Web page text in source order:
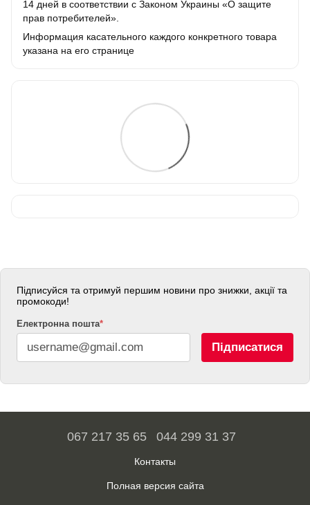
14 дней в соответствии с Законом Украины «О защите
прав потребителей».
Информация касательного каждого конкретного товара
указана на его странице
Підписуйся та отримуй першим новини про знижки, акції та
промокоди!
Електронна пошта*
Підписатися
067 217 35 65 044 299 31 37
Контакты
Полная версия сайта